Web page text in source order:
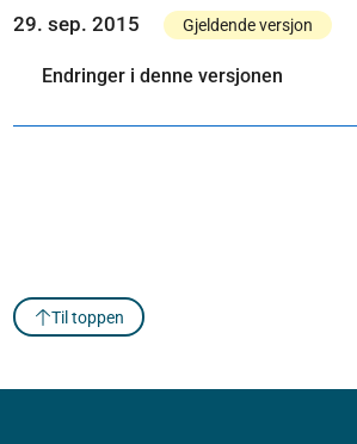
29. sep. 2015 Gjeldende versjon
Endringer i denne versjonen
Til toppen